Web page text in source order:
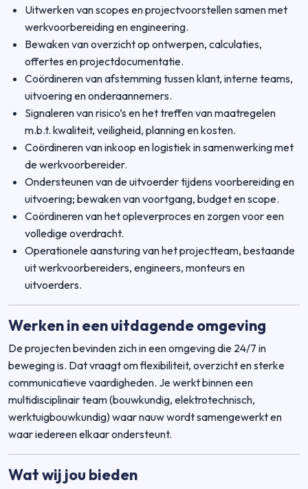
Uitwerken van scopes en projectvoorstellen samen met
werkvoorbereiding en engineering.
Bewaken van overzicht op ontwerpen, calculaties,
offertes en projectdocumentatie.
Coördineren van afstemming tussen klant, interne teams,
uitvoering en onderaannemers.
Signaleren van risico’s en het treffen van maatregelen
m.b.t. kwaliteit, veiligheid, planning en kosten.
Coördineren van inkoop en logistiek in samenwerking met
de werkvoorbereider.
Ondersteunen van de uitvoerder tijdens voorbereiding en
uitvoering; bewaken van voortgang, budget en scope.
Coördineren van het opleverproces en zorgen voor een
volledige overdracht.
Operationele aansturing van het projectteam, bestaande
uit werkvoorbereiders, engineers, monteurs en
uitvoerders.
Werken in een uitdagende omgeving
De projecten bevinden zich in een omgeving die 24/7 in
beweging is. Dat vraagt om flexibiliteit, overzicht en sterke
communicatieve vaardigheden. Je werkt binnen een
multidisciplinair team (bouwkundig, elektrotechnisch,
werktuigbouwkundig) waar nauw wordt samengewerkt en
waar iedereen elkaar ondersteunt.
Wat wij jou bieden